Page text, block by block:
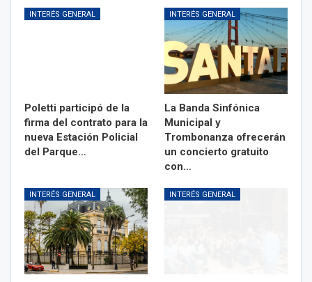
INTERÉS GENERAL
Poletti participó de la
firma del contrato para la
nueva Estación Policial
del Parque…
INTERÉS GENERAL
La Banda Sinfónica
Municipal y
Trombonanza ofrecerán
un concierto gratuito
con…
INTERÉS GENERAL INTERÉS GENERAL